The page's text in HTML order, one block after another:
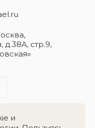
д.38А, стр.9,
и